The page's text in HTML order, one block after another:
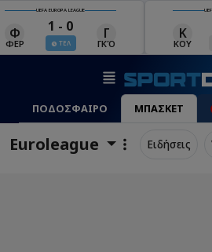
UEFA EUROPA LEAGUE
Κ 18:00
06 Αυγ ΟΥΝ
UEFA
ΓΙΑ
ΠΟΔΟΣΦΑΙΡΟ ΜΠΑΣΚΕΤ
Euroleague Ειδήσεις